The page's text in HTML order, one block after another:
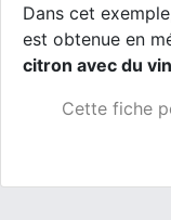
Dans cet
est obtenue en
citron avec du
Cette fiche